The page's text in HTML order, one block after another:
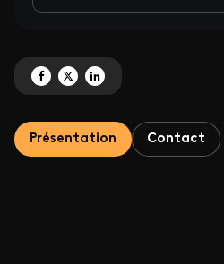
Partagez 'Cœurs noirs' sur Facebook
Partagez 'Cœurs noirs' sur X
Partagez 'Cœurs noirs' sur
Présentation Contact